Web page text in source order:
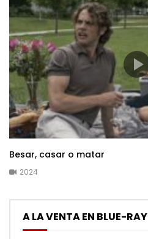
Besar, casar o matar
2024
A LA VENTA EN BLUE-RAY